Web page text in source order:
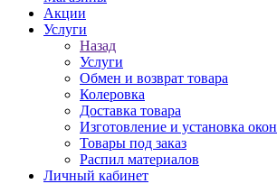
Акции
Услуги
Назад
Услуги
Обмен и возврат товара
Колеровка
Доставка товара
Изготовление и установка окон
Товары под заказ
Распил материалов
Личный кабинет